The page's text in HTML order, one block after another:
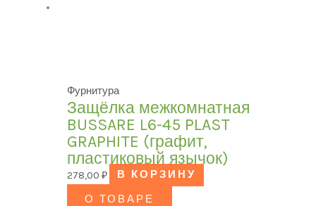
Фурнитура
Защёлка межкомнатная
BUSSARE L6-45 PLAST
GRAPHITE (графит,
пластиковый язычок)
278,00₽
В КОРЗИНУ
О ТОВАРЕ